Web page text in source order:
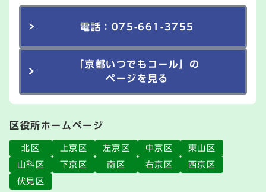
電話：075-661-3755
「京都いつでもコール」の
ページを見る
区役所ホームページ
北区 上京区 左京区 中京区
東山区
山科区
下京区 南区 右京区
西京区
伏見区